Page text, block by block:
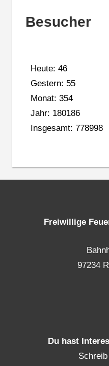
Besucher
Heute: 46
Gestern: 55
Monat: 354
Jahr: 180186
Insgesamt: 778998
Freiwillige
97234
Du hast